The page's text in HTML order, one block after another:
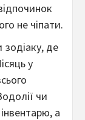
не чіпати.
де
у
чи
а